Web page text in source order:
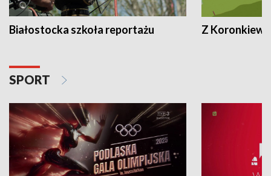
Białostocka szkoła reportażu Z
SPORT